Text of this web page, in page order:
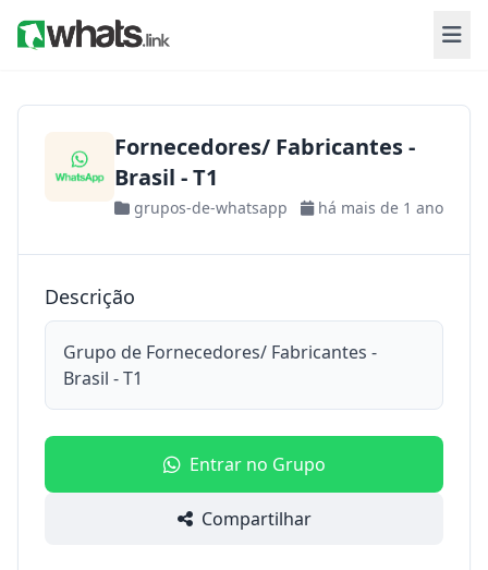
Fornecedores/ Fabricantes -
Brasil - T1
grupos-de-whatsapp há mais de 1 ano
Descrição
Grupo de Fornecedores/ Fabricantes -
Brasil - T1
Entrar no Grupo
Compartilhar